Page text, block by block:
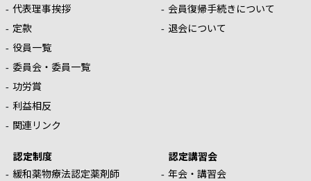
代表理事挨拶
定款
役員一覧
委員会・委員一覧
功労賞
利益相反
関連リンク
会員復帰手続きについて
退会について
認定制度
緩和薬物療法認定薬剤師
認定講習会
年会・講習会